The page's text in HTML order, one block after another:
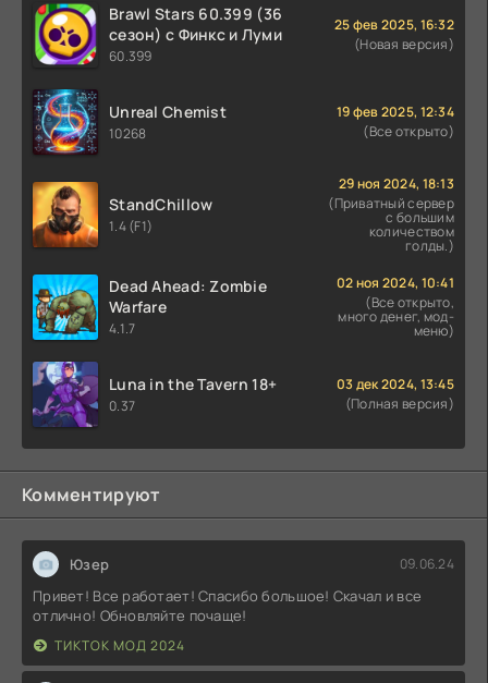
Brawl Stars 60.399 (36
сезон) с Финкс и Луми
60.399
25 фев 2025, 16:32
(Новая версия)
Unreal Chemist
10268
19 фев 2025, 12:34
(Все открыто)
StandChillow
1.4 (F1)
29 ноя 2024, 18:13
(Приватный сервер
с большим
количеством
голды.)
Dead Ahead: Zombie
Warfare
4.1.7
02 ноя 2024, 10:41
(Все открыто,
много денег, мод-
меню)
Luna in the Tavern 18+
0.37
03 дек 2024, 13:45
(Полная версия)
Комментируют
Юзер 09.06.24
Привет! Все работает! Спасибо большое! Скачал и все
отлично! Обновляйте почаще!
ТИКТОК МОД 2024